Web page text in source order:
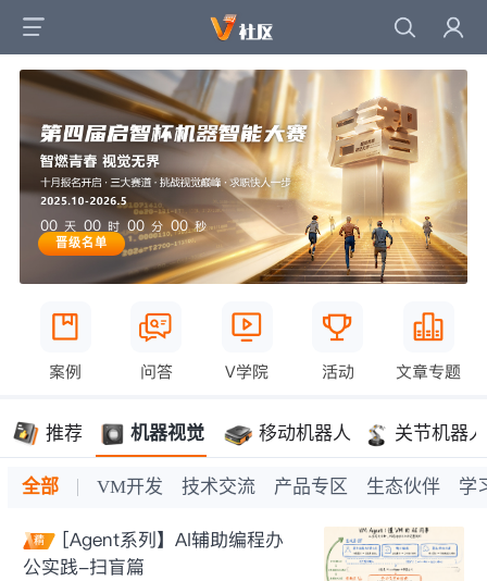
晋级名单
00 天 00 时 00 分 00 秒
案例 问答 V学院 活动 文章专题
推荐 机器视觉 移动机器人 关节机器人
全部 VM开发 技术交流 产品专区 生态伙伴 学
精
[Agent系列】AI辅助编程办
公实践-扫盲篇